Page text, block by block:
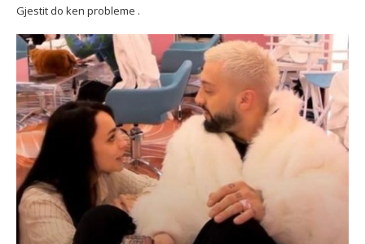
Gjestit do ken probleme .